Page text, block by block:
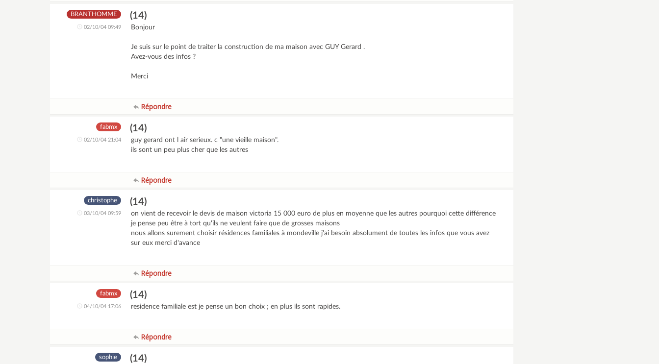
BRANTHOMME
02/10/04 09:49
(14)
Bonjour
Je suis sur le point de traiter la construction de ma maison avec GUY Gerard .
Avez-vous des infos ?
Merci
Répondre
fabmx
02/10/04 21:04
(14)
guy gerard ont l air serieux. c "une vieille maison".
ils sont un peu plus cher que les autres
Répondre
christophe
03/10/04 09:59
(14)
on vient de recevoir le devis de maison victoria 15 000 euro de plus en moyenne que les autres pourquoi cette différence
je pense peu être à tort qu'ils ne veulent faire que de grosses maisons
nous allons surement choisir résidences familiales à mondeville j'ai besoin absolument de toutes les infos que vous avez
sur eux merci d'avance
Répondre
fabmx
04/10/04 17:06
(14)
residence familiale est je pense un bon choix ; en plus ils sont rapides.
Répondre
sophie (14)